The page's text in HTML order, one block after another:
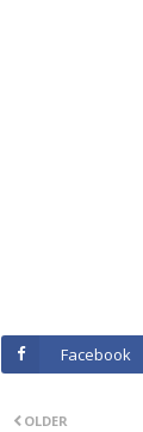
Facebook
OLDER